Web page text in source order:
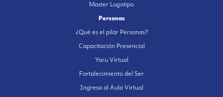
Master Logotipo
Personas
¿Qué es el pilar Personas?
Capacitación Presencial
Yaru Virtual
Fortalecimiento del Ser
Ingresa al Aula Virtual